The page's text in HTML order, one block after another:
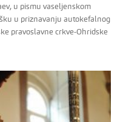
u pismu vaseljenskom
u priznavanju autokefalnog
pravoslavne crkve-Ohridske